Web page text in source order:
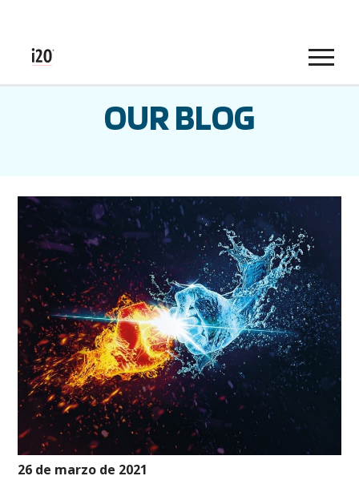
Menu
OUR BLOG
26 de marzo de 2021